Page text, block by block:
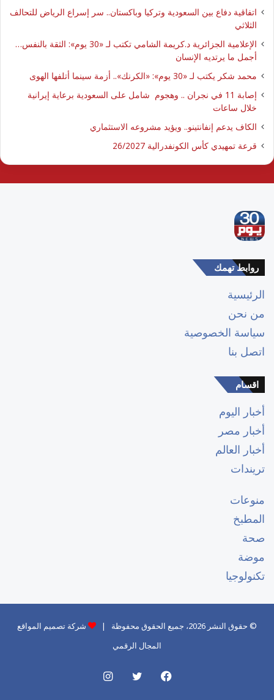
اتفاقية دفاع بين السعودية وتركيا وباكستان.. سر إسراع الرياض للتحالف
الثلاثي
الإعلامية الجزائرية د.كريمة الشامي تكتب لـ «30 يوم»: الثقة بالنفس…
أجمل ما يرتديه الإنسان
محمد شكر يكتب لـ «30 يوم»: «الكرنك».. أزمة سينما أتلفها الهوى
إصابة 11 في نجران .. وهجوم شامل على السعودية برعاية إيرانية
خلال ساعات
الكاف يدعم إنفانتينو.. ويؤيد مشروعه الاستثماري
قرعة تمهيدي كأس الكونفدرالية 26/2027
روابط تهمك
الرئيسية
من نحن
سياسة الخصوصية
اتصل بنا
اقسام
أخبار اليوم
أخبار مصر
أخبار العالم
تريندات
منوعات
المطبخ
صحة
موضة
تكنولوجيا
© حقوق النشر 2026، جميع الحقوق محفوظة |
شركة تصميم المواقع
المجال الرقمي
فيسبوكتويتر انستقرام